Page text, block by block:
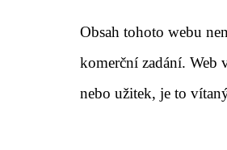
Obsah tohoto webu
komerční zadání. Web
nebo užitek, je to